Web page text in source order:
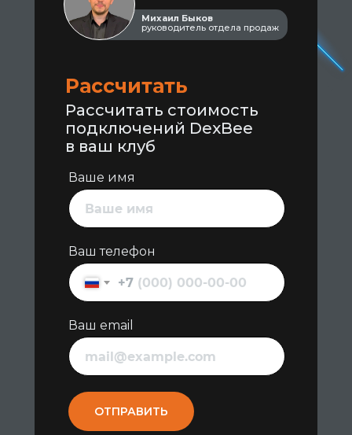
Рассчитать
Ваше имя
Ваш телефон
+7
Ваш email
ОТПРАВИТЬ
Рассчитать стоимость
подключений DexBee
в ваш клуб
руководитель отдела продаж
Михаил Быков